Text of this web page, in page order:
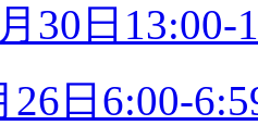
30日
26日6:00-